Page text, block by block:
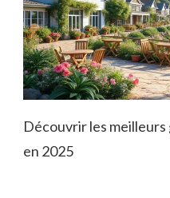
Découvrir les meilleurs
en 2025